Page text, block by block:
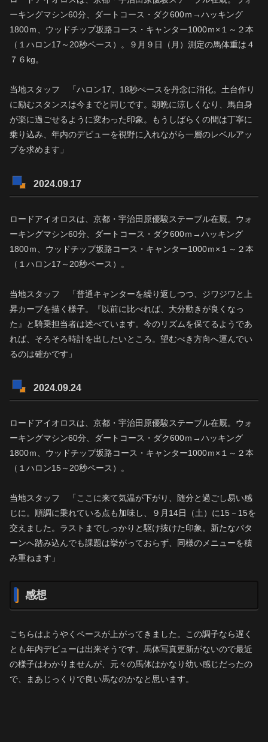
ーキングマシン60分、ダートコース・ダク600ｍ→ハッキング
1800ｍ、ウッドチップ坂路コース・キャンター1000ｍ×１～２本
（１ハロン17～20秒ペース）。９月９日（月）測定の馬体重は４
７６kg。
当地スタッフ 「ハロン17、18秒ぺースを丹念に消化。土台作り
に励むスタンスは今までと同じです。朝晩に涼しくなり、馬自身
が楽に過ごせるように変わった印象。もうしばらくの間は丁寧に
乗り込み、年内のデビューを視野に入れながら一層のレベルアッ
プを求めます」
2024.09.17
ロードアイオロスは、京都・宇治田原優駿ステーブル在厩。ウォ
ーキングマシン60分、ダートコース・ダク600ｍ→ハッキング
1800ｍ、ウッドチップ坂路コース・キャンター1000ｍ×１～２本
（１ハロン17～20秒ペース）。
当地スタッフ 「普通キャンターを繰り返しつつ、ジワジワと上
昇カーブを描く様子。『以前に比べれば、大分動きが良くなっ
た』と騎乗担当者は述べています。今のリズムを保てるようであ
れば、そろそろ時計を出したいところ。望むべき方向へ運んでい
るのは確かです」
2024.09.24
ロードアイオロスは、京都・宇治田原優駿ステーブル在厩。ウォ
ーキングマシン60分、ダートコース・ダク600ｍ→ハッキング
1800ｍ、ウッドチップ坂路コース・キャンター1000ｍ×１～２本
（１ハロン15～20秒ペース）。
当地スタッフ 「ここに来て気温が下がり、随分と過ごし易い感
じに。順調に乗れている点も加味し、９月14日（土）に15－15を
交えました。ラストまでしっかりと駆け抜けた印象。新たなパタ
ーンへ踏み込んでも課題は挙がっておらず、同様のメニューを積
み重ねます」
感想
こちらはようやくペースが上がってきました。この調子なら遅く
とも年内デビューは出来そうです。馬体写真更新がないので最近
の様子はわかりませんが、元々の馬体はかなり幼い感じだったの
で、まあじっくりで良い馬なのかなと思います。